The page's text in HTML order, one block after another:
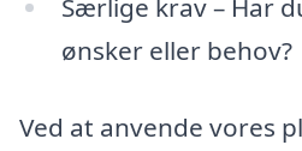
Særlige krav – Har
ønsker eller behov?
Ved at anvende vores